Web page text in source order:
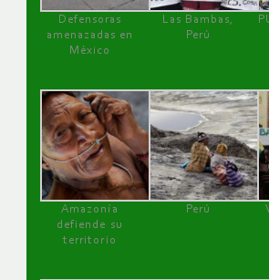
Defensoras
amenazadas en
México
Las Bambas,
Perú
Amazonía
defiende su
territorio
Perú